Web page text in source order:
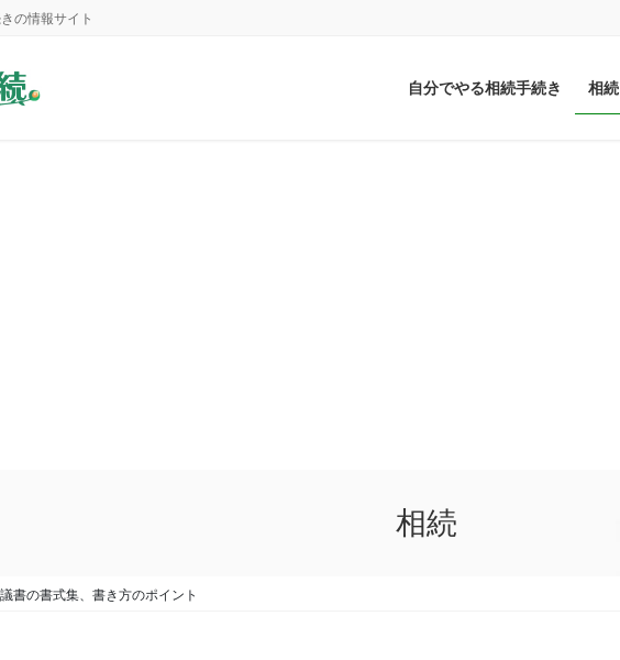
の情報サイト
自分でやる相続手続き 相続
相続
書の書式集、書き方のポイント